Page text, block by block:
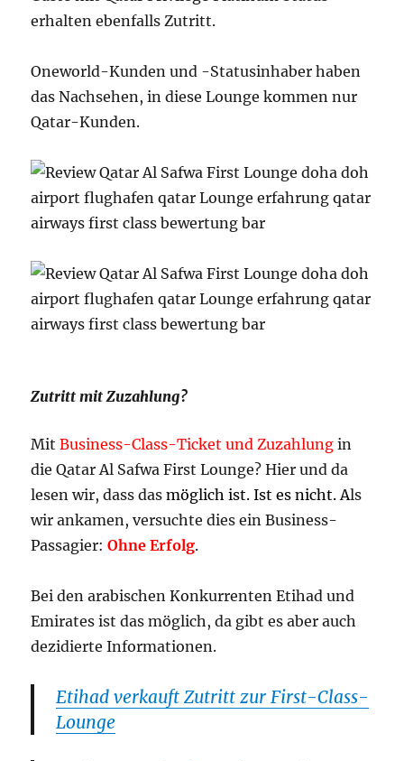
erhalten ebenfalls Zutritt.
Oneworld-Kunden und -Statusinhaber haben
das Nachsehen, in diese Lounge kommen nur
Qatar-Kunden.
Zutritt mit Zuzahlung?
MitBusiness-Class-Ticket und Zuzahlung in
die Qatar Al Safwa First Lounge? Hier und da
lesen wir, dass das möglich ist. Ist es nicht. Als
wir ankamen, versuchte dies ein Business-
Passagier:Ohne Erfolg.
Bei den arabischen Konkurrenten Etihad und
Emirates ist das möglich, da gibt es aber auch
dezidierte Informationen.
Etihad verkauft Zutritt zur First-Class-
Lounge